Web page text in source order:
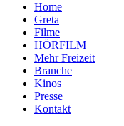
Home
Greta
Filme
HÖRFILM
Mehr Freizeit
Branche
Kinos
Presse
Kontakt